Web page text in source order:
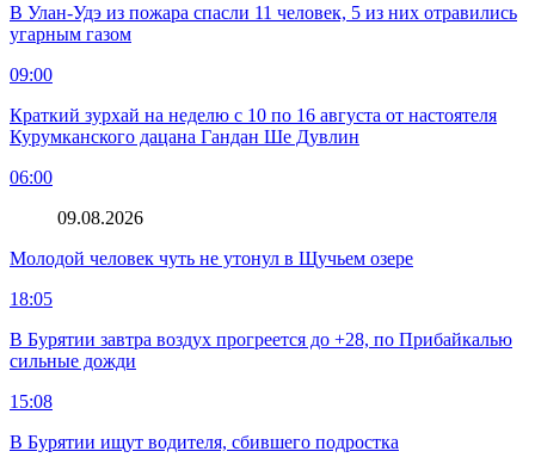
В Улан-Удэ из пожара спасли 11 человек, 5 из них отравились
угарным газом
09:00
Краткий зурхай на неделю с 10 по 16 августа от настоятеля
Курумканского дацана Гандан Ше Дувлин
06:00
09.08.2026
Молодой человек чуть не утонул в Щучьем озере
18:05
В Бурятии завтра воздух прогреется до +28, по Прибайкалью
сильные дожди
15:08
В Бурятии ищут водителя, сбившего подростка